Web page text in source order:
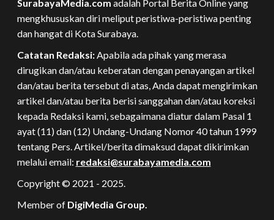
SurabayaMedia.com adalah Portal Berita Online yang
mengkhususkan diri meliput peristiwa-peristiwa penting
dan hangat di Kota Surabaya.
Catatan Redaksi:Apabila ada pihak yang merasa
dirugikan dan/atau keberatan dengan penayangan artikel
dan/atau berita tersebut di atas, Anda dapat mengirimkan
artikel dan/atau berita berisi sanggahan dan/atau koreksi
kepada Redaksi kami, sebagaimana diatur dalam Pasal 1
ayat (11) dan (12) Undang-Undang Nomor 40 tahun 1999
tentang Pers. Artikel/berita dimaksud dapat dikirimkan
melalui email: redaksi@surabayamedia.com
Copyright © 2021 - 2025.
Member of DigiMedia Group.